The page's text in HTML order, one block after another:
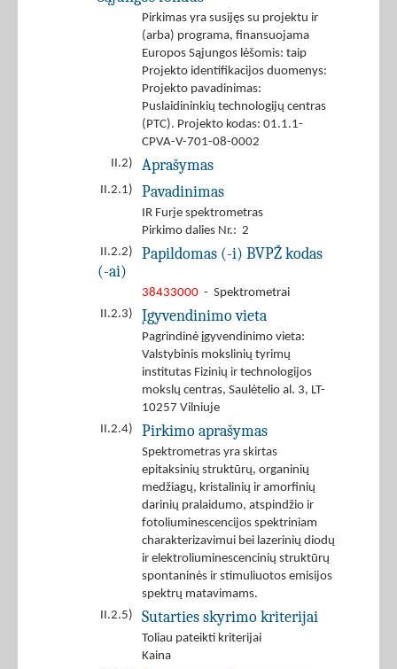
Pirkimas yra susijęs su projektu ir
(arba) programa, finansuojama
Europos Sąjungos lėšomis: taip
Projekto identifikacijos duomenys:
Projekto pavadinimas:
Puslaidininkių technologijų centras
(PTC). Projekto kodas: 01.1.1-
CPVA-V-701-08-0002
II.2)
Aprašymas
II.2.1) Pavadinimas
IR Furje spektrometras
Pirkimo dalies Nr.: 2
II.2.2)
Papildomas (-i) BVPŽ kodas
(-ai)
38433000 - Spektrometrai
II.2.3)
Įgyvendinimo vieta
Pagrindinė įgyvendinimo vieta:
Valstybinis mokslinių tyrimų
institutas Fizinių ir technologijos
mokslų centras, Saulėtelio al. 3, LT-
10257 Vilniuje
II.2.4)
Pirkimo aprašymas
Spektrometras yra skirtas
epitaksinių struktūrų, organinių
medžiagų, kristalinių ir amorfinių
darinių pralaidumo, atspindžio ir
fotoliuminescencijos spektriniam
charakterizavimui bei lazerinių diodų
ir elektroliuminescencinių struktūrų
spontaninės ir stimuliuotos emisijos
spektrų matavimams.
II.2.5)
Sutarties skyrimo kriterijai
Toliau pateikti kriterijai
Kaina